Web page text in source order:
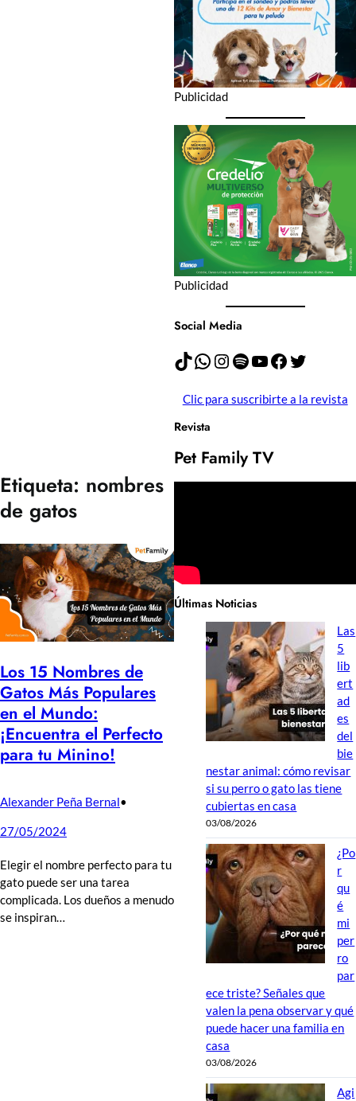
Etiqueta: nombres
de gatos
Los 15 Nombres de
Gatos Más Populares
en el Mundo:
¡Encuentra el Perfecto
para tu Minino!
Alexander Peña Bernal•
27/05/2024
Elegir el nombre perfecto para tu
gato puede ser una tarea
complicada. Los dueños a menudo
se inspiran…
Publicidad
Publicidad
Social Media
TikTok WhatsApp Instagram Spotify YouTube Facebook Twitter
Clic para suscribirte a la revista
Revista
Pet Family TV
Últimas Noticias
Las
5
lib
ert
ad
es
del
bie
nestar animal: cómo revisar
si su perro o gato las tiene
cubiertas en casa
03/08/2026
¿Po
r
qu
é
mi
per
ro
par
ece triste? Señales que
valen la pena observar y qué
puede hacer una familia en
casa
03/08/2026
Agi